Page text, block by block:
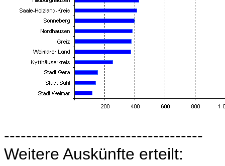
------------------------------------
Weitere Auskünfte erteilt: